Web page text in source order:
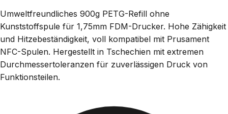
Umweltfreundliches 900g PETG-Refill ohne
Kunststoffspule für 1,75mm FDM-Drucker. Hohe Zähigkeit
und Hitzebeständigkeit, voll kompatibel mit Prusament
NFC-Spulen. Hergestellt in Tschechien mit extremen
Durchmessertoleranzen für zuverlässigen Druck von
Funktionsteilen.